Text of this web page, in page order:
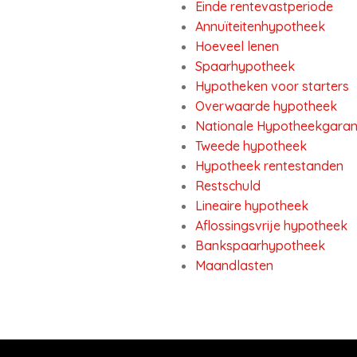
Einde rentevastperiode
Annuïteitenhypotheek
Hoeveel lenen
Spaarhypotheek
Hypotheken voor starters
Overwaarde hypotheek
Nationale
Tweede hypotheek
Hypotheek rentestanden
Restschuld
Lineaire hypotheek
Aflossingsvrije hypotheek
Bankspaarhypotheek
Maandlasten